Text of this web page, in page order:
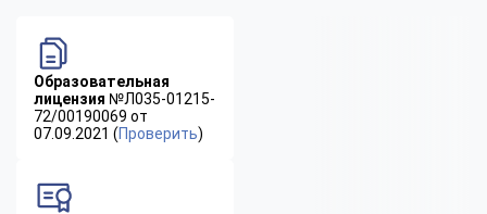
Образовательная
лицензия №Л035-01215-
72/00190069 от
07.09.2021 (Проверить)